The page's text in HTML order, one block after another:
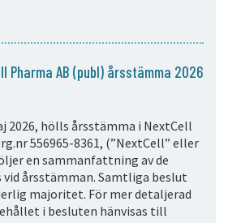
Pharma AB (publ) årsstämma 2026
2026, hölls årsstämma i NextCell
556965-8361, (”NextCell” eller
en sammanfattning av de
årsstämman. Samtliga beslut
majoritet. För mer detaljerad
i besluten hänvisas till